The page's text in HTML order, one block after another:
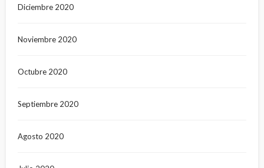
Diciembre 2020
Noviembre 2020
Octubre 2020
Septiembre 2020
Agosto 2020